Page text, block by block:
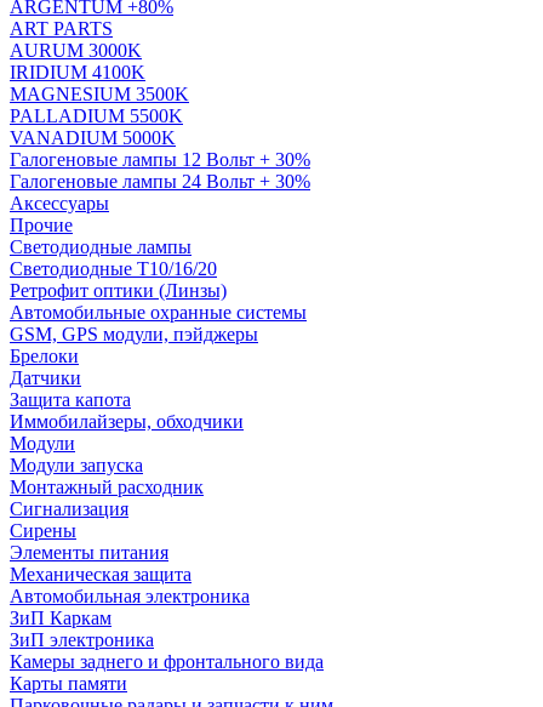
ARGENTUM +80%
ART PARTS
AURUM 3000K
IRIDIUM 4100K
MAGNESIUM 3500K
PALLADIUM 5500K
VANADIUM 5000K
Галогеновые лампы 12 Вольт + 30%
Галогеновые лампы 24 Вольт + 30%
Аксессуары
Прочие
Светодиодные лампы
Светодиодные Т10/16/20
Ретрофит оптики (Линзы)
Автомобильные охранные системы
GSM, GPS модули, пэйджеры
Брелоки
Датчики
Защита капота
Иммобилайзеры, обходчики
Модули
Модули запуска
Монтажный расходник
Сигнализация
Сирены
Элементы питания
Механическая защита
Автомобильная электроника
ЗиП Каркам
ЗиП электроника
Камеры заднего и фронтального вида
Карты памяти